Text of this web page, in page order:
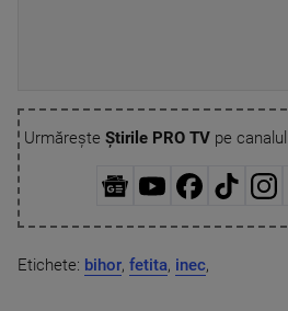
Urmărește Știrile PRO TVpe
Etichete: bihor, fetita, inec,